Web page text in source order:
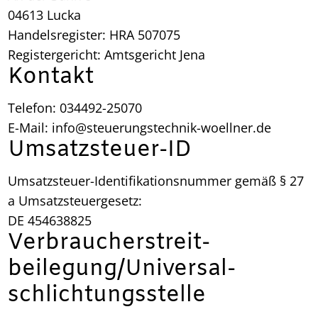
04613 Lucka
Handelsregister: HRA 507075
Registergericht: Amtsgericht Jena
Kontakt
Telefon: 034492-25070
E-Mail: info@steuerungstechnik-woellner.de
Umsatzsteuer-ID
Umsatzsteuer-Identifikationsnummer gemäß § 27
a Umsatzsteuergesetz:
DE 454638825
Verbraucher­streit­
beilegung/Universal­
schlichtungs­stelle